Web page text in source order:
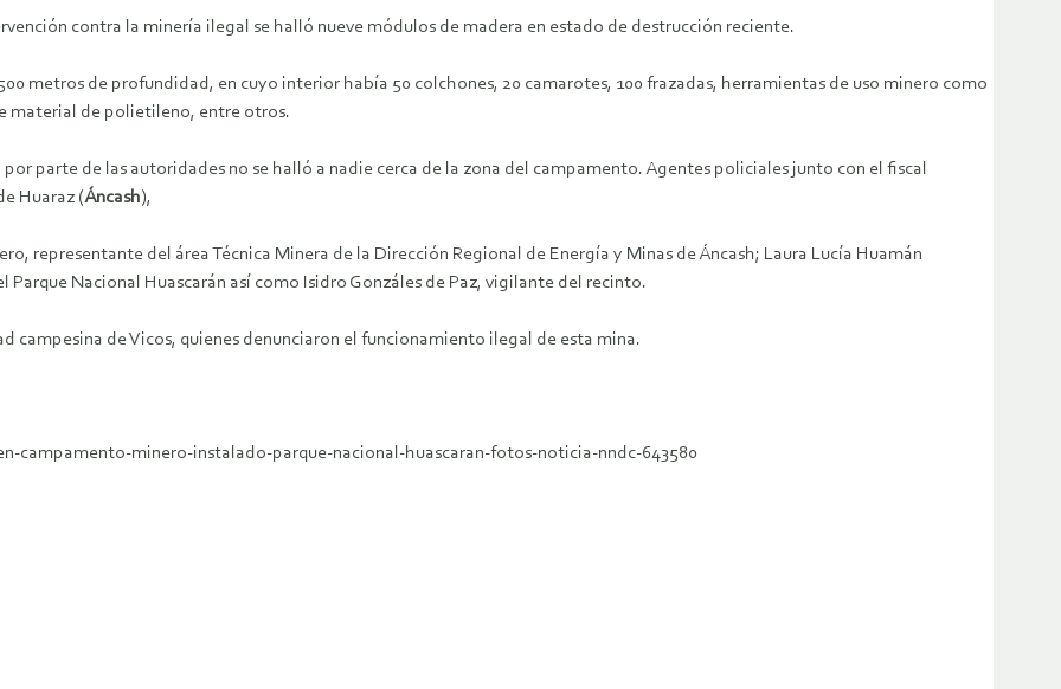
contra la minería ilegal se halló nueve módulos de madera en estado de destrucción reciente.
metros de profundidad, en cuyo interior había 50 colchones, 20 camarotes, 100 frazadas, herramientas de uso minero como
material de polietileno, entre otros.
parte de las autoridades no se halló a nadie cerca de la zona del campamento. Agentes policiales junto con el fiscal
Huaraz (Áncash),
representante del área Técnica Minera de la Dirección Regional de Energía y Minas de Áncash; Laura Lucía Huamán
Parque Nacional Huascarán así como Isidro Gonzáles de Paz, vigilante del recinto.
de Vicos, quienes denunciaron el funcionamiento ilegal de esta mina.
campamento-minero-instalado-parque-nacional-huascaran-fotos-noticia-nndc-643580